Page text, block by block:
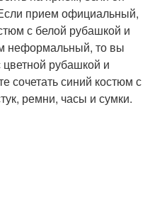
прием официальный,
с белой рубашкой и
неформальный, то вы
рубашкой и
сочетать синий костюм с
ремни, часы и сумки.